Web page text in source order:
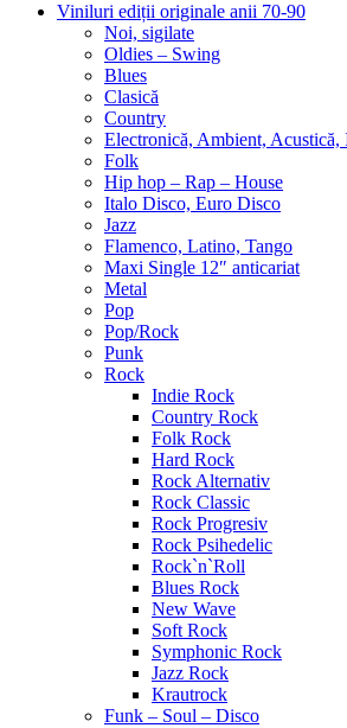
Viniluri ediții originale anii 70-90
Noi, sigilate
Oldies – Swing
Blues
Clasică
Country
Electronică, Ambient, Acustică,
Folk
Hip hop – Rap – House
Italo Disco, Euro Disco
Jazz
Flamenco, Latino, Tango
Maxi Single 12″ anticariat
Metal
Pop
Pop/Rock
Punk
Rock
Indie Rock
Country Rock
Folk Rock
Hard Rock
Rock Alternativ
Rock Classic
Rock Progresiv
Rock Psihedelic
Rock`n`Roll
Blues Rock
New Wave
Soft Rock
Symphonic Rock
Jazz Rock
Krautrock
Funk – Soul – Disco